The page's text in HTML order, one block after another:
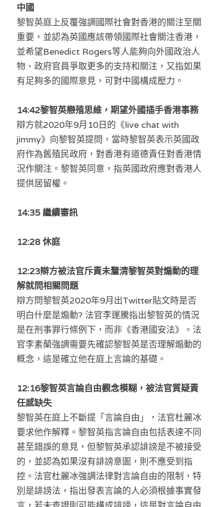
陳子遷律師專欄
羅浚軒專欄
溫志倫專欄
汪明欣專欄
張美雄專欄
莊豪鋒專欄
香港科技專上書院｜專欄
中國
黎智英庭上反覆強調國際社會對香港的關注至關
重要，並認為英國應該帶領國際社會關注香港，
並希望Benedict Rogers等人能夠向外國政治人
物、政府官員爭取更多的支持和關注，又指如果
有足夠多的國際意見，可對中國構成壓力。
14:42黎智英戀殖思維，期望外國插手香港事務
辯方就2020年9月10日的《live chat with
jimmy》向黎智英提問，當時黎智英表示英國政
府作為舊殖民政府，對香港有道德責任對香港情
況作關注。黎智英同意，指英國政府應對香港人
提供居留權。
14:35 繼續審訊
12:28 休庭
12:23辯方被法官斥責未釐清黎智英對煽動的理
解就問相關問題
辯方問黎智英2020年9月出Twitter貼文時是否
明白什麼是煽動? 法官李運騰指出黎智英的情況
是在刑事罪行條例下，而非《香港國安法》。法
官李素蘭強調需要先確認黎智英是否理解煽動的
概念，這是確立他在庭上言論的基礎。
12:16黎智英言論自由觀念模糊，被法官質疑責
任感缺失
黎智英在庭上不斷提「言論自由」，法官杜麗冰
要求他作解釋。黎智英指言論自由包括表達不同
甚至錯誤的意見，但黎智英承認誹謗是不被接受
的，並認為如果沒有誹謗意圖，則不應受到指
控。法官杜麗冰強調法律對言論自由的限制，特
別是誹謗法，指出發表言論的人必須根據事實發